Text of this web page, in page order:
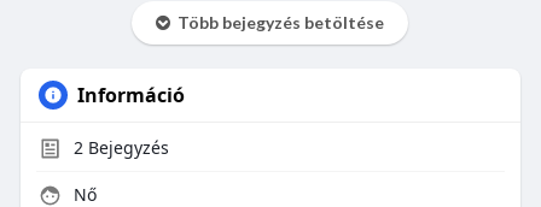
Több bejegyzés betöltése
Információ
2Bejegyzés
Nő